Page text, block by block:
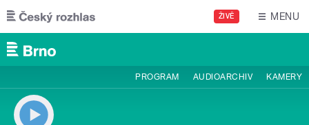
Přejít k hlavnímu obsahu
ŽIVĚ MENU
PROGRAM AUDIOARCHIV KAMERY